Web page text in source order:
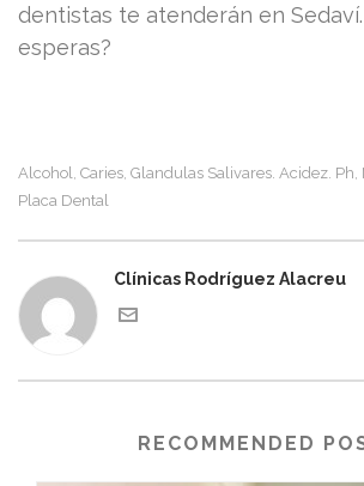
dentistas te atenderán en Sedaví.
esperas?
Alcohol Caries Glandulas Salivares. Acidez. Ph
Placa Dental
Clínicas Rodríguez Alacreu
RECOMMENDED